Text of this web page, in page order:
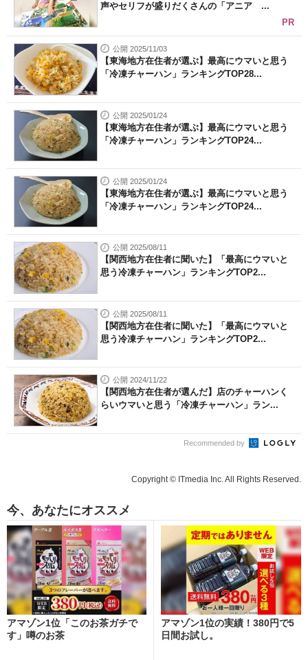
声やセリフが盛りだくさんの「アニア ...
PR
公開 2025/11/03
【東海地方在住者が選ぶ】最高にウマいと思う
「冷凍チャーハン」ランキングTOP28...
公開 2025/01/24
【東海地方在住者が選ぶ】最高にウマいと思う
「冷凍チャーハン」ランキングTOP24...
公開 2025/01/24
【東海地方在住者が選ぶ】最高にウマいと思う
「冷凍チャーハン」ランキングTOP24...
公開 2025/08/11
【関西地方在住者に聞いた】「最高にウマいと
思う冷凍チャーハン」ランキングTOP2...
公開 2025/08/11
【関西地方在住者に聞いた】「最高にウマいと
思う冷凍チャーハン」ランキングTOP2...
公開 2024/11/22
【関西地方在住者が選んだ】店のチャーハンく
らいウマいと思う「冷凍チャーハン」ラン...
Recommended by
Copyright © ITmedia Inc. All Rights Reserved.
今、あなたにオススメ
アマゾン1位「このお茶ガチで
す」噂のお茶
アマゾン1位の実績！380円で5
日間お試し。